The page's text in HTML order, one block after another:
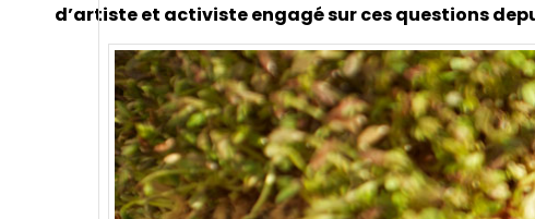
d’artiste et activiste engagé sur ces questions